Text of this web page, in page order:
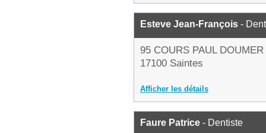
Esteve Jean-François -
95 COURS PAUL DOUMER
17100 Saintes
Afficher les détails
Faure Patrice - Dentiste